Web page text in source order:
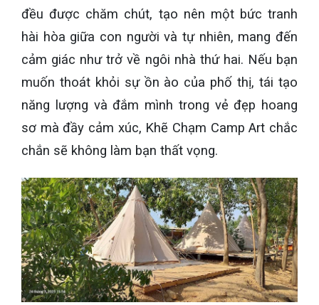
đều được chăm chút, tạo nên một bức tranh
hài hòa giữa con người và tự nhiên, mang đến
cảm giác như trở về ngôi nhà thứ hai. Nếu bạn
muốn thoát khỏi sự ồn ào của phố thị, tái tạo
năng lượng và đắm mình trong vẻ đẹp hoang
sơ mà đầy cảm xúc, Khẽ Chạm Camp Art chắc
chắn sẽ không làm bạn thất vọng.